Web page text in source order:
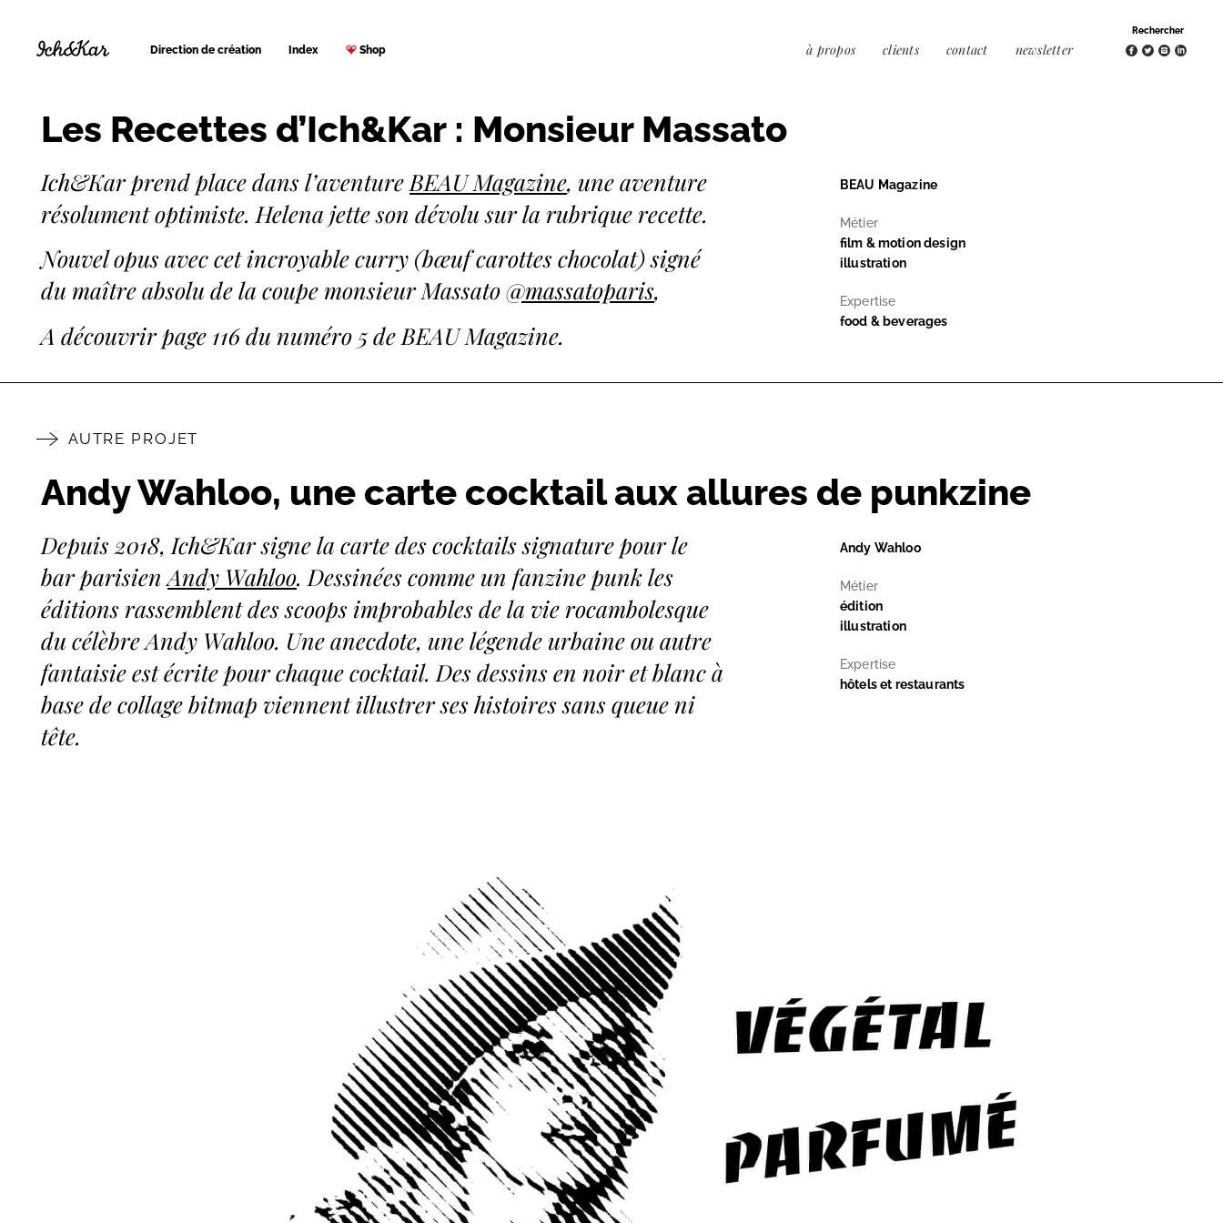
Direction de création Index Shop à propos clients contact newsletter
Les Recettes d’Ich&Kar : Monsieur Massato
Ich&Kar prend place dans l’aventure BEAU Magazine, une aventure
résolument optimiste. Helena jette son dévolu sur la rubrique recette.
Nouvel opus avec cet incroyable curry (bœuf carottes chocolat) signé
du maître absolu de la coupe monsieur Massato@massatoparis,
A découvrir page 116 du numéro 5 de BEAU Magazine.
BEAU Magazine
Métier
film & motion design
illustration
Expertise
food & beverages
AUTRE PROJET
Andy Wahloo, une carte cocktail aux allures de punkzine
Depuis 2018, Ich&Kar signe la carte des cocktails signature pour le
bar parisienAndy Wahloo. Dessinées comme un fanzine punk les
éditions rassemblent des scoops improbables de la vie rocambolesque
du célèbre Andy Wahloo. Une anecdote, une légende urbaine ou autre
fantaisie est écrite pour chaque cocktail. Des dessins en noir et blanc à
base de collage bitmap viennent illustrer ses histoires sans queue ni
tête.
Andy Wahloo
Métier
édition
illustration
Expertise
hôtels et restaurants